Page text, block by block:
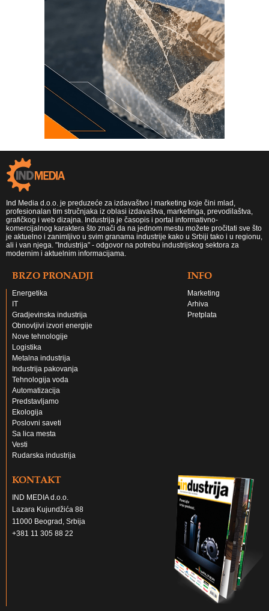
Ind Media d.o.o. je preduzeće za izdavaštvo i marketing koje čini mlad,
profesionalan tim stručnjaka iz oblasi izdavaštva, marketinga, prevodilaštva,
grafičkog i web dizajna. Industrija je časopis i portal informativno-
komercijalnog karaktera što znači da na jednom mestu možete pročitati sve što
je aktuelno i zanimljivo u svim granama industrije kako u Srbiji tako i u regionu,
ali i van njega. "Industrija" - odgovor na potrebu industrijskog sektora za
modernim i aktuelnim informacijama.
BRZO PRONADJI
Energetika
IT
Gradjevinska industrija
Obnovljivi izvori energije
Nove tehnologije
Logistika
Metalna industrija
Industrija pakovanja
Tehnologija voda
Automatizacija
Predstavljamo
Ekologija
Poslovni saveti
Sa lica mesta
Vesti
Rudarska industrija
INFO
Marketing
Arhiva
Pretplata
KONTAKT
IND MEDIA d.o.o.
Lazara Kujundžića 88
11000 Beograd, Srbija
+381 11 305 88 22